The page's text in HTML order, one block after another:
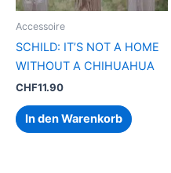
Accessoire
SCHILD: IT’S NOT A HOME
WITHOUT A CHIHUAHUA
CHF11.90
In den Warenkorb